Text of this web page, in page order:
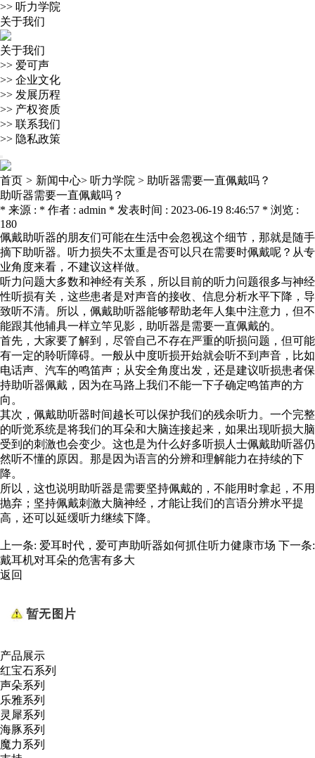
>> 听力学院
关于我们
关于我们
>> 爱可声
>> 企业文化
>> 发展历程
>> 产权资质
>> 联系我们
>> 隐私政策
首页 > 新闻中心> 听力学院 > 助听器需要一直佩戴吗？
助听器需要一直佩戴吗？
* 来源 : * 作者 : admin * 发表时间 : 2023-06-19 8:46:57 * 浏览 :
180
佩戴助听器的朋友们可能在生活中会忽视这个细节，那就是随手
摘下助听器。听力损失不太重是否可以只在需要时佩戴呢？从专
业角度来看，不建议这样做。
听力问题大多数和神经有关系，所以目前的听力问题很多与神经
性听损有关，这些患者是对声音的接收、信息分析水平下降，导
致听不清。所以，佩戴助听器能够帮助老年人集中注意力，但不
能跟其他辅具一样立竿见影，助听器是需要一直佩戴的。
首先，大家要了解到，尽管自己不存在严重的听损问题，但可能
有一定的聆听障碍。一般从中度听损开始就会听不到声音，比如
电话声、汽车的鸣笛声；从安全角度出发，还是建议听损患者保
持助听器佩戴，因为在马路上我们不能一下子确定鸣笛声的方
向。
其次，佩戴助听器时间越长可以保护我们的残余听力。一个完整
的听觉系统是将我们的耳朵和大脑连接起来，如果出现听损大脑
受到的刺激也会变少。这也是为什么好多听损人士佩戴助听器仍
然听不懂的原因。那是因为语言的分辨和理解能力在持续的下
降。
所以，这也说明助听器是需要坚持佩戴的，不能用时拿起，不用
抛弃；坚持佩戴刺激大脑神经，才能让我们的言语分辨水平提
高，还可以延缓听力继续下降。
上一条: 爱耳时代，爱可声助听器如何抓住听力健康市场 下一条:
戴耳机对耳朵的危害有多大
返回
产品展示
红宝石系列
声朵系列
乐雅系列
灵犀系列
海豚系列
魔力系列